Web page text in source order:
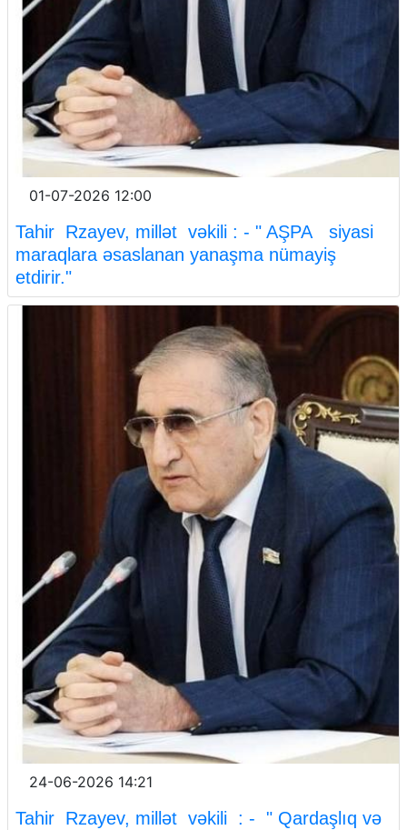
01-07-2026 12:00
Tahir Rzayev, millət vəkili : - " AŞPA siyasi
maraqlara əsaslanan yanaşma nümayiş
etdirir."
24-06-2026 14:21
Tahir Rzayev, millət vəkili : - " Qardaşlıq və